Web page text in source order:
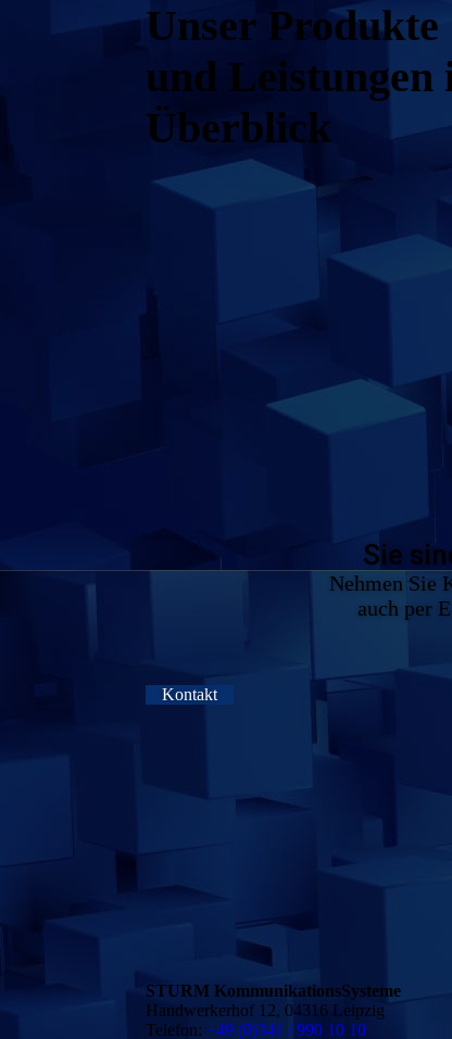
Unser Produkte
und Leistungen
Überblick
Sie
Nehmen Sie
auch per
Kontakt
STURM KommunikationsSysteme
Handwerkerhof 12, 04316 Leipzig
Telefon:+49 (0)341 / 990 10 10